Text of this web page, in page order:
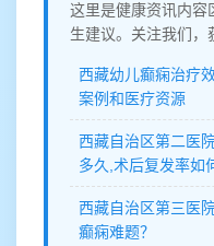
这里是健康资讯内容
生建议。关注我们，
西藏幼儿癫痫治疗
案例和医疗资源
西藏自治区第二医
多久,术后复发率如
西藏自治区第三医
癫痫难题？